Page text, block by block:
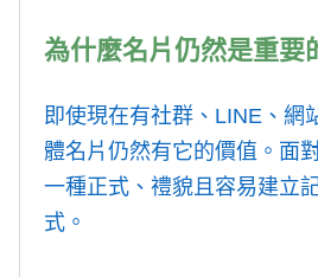
為什麼名片仍然是重要
即使現在有社群、LINE、網
體名片仍然有它的價值。面
一種正式、禮貌且容易建立
式。